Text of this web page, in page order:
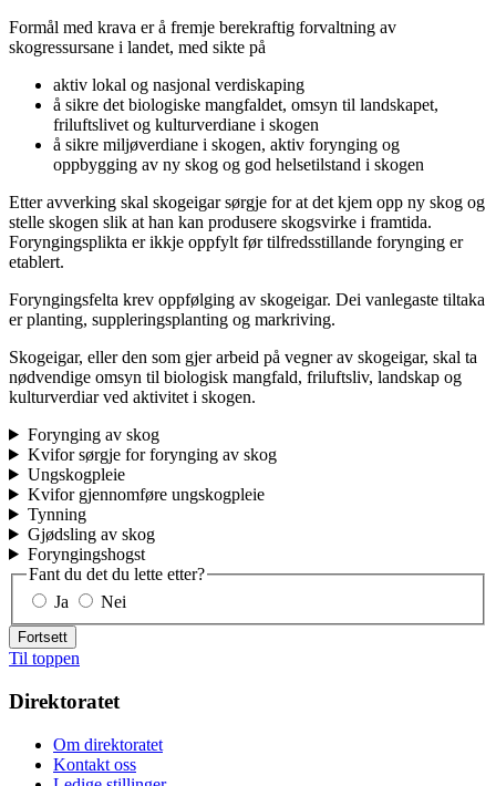
Formål med krava er å fremje berekraftig forvaltning av
skogressursane i landet, med sikte på
aktiv lokal og nasjonal verdiskaping
å sikre det biologiske mangfaldet, omsyn til landskapet,
friluftslivet og kulturverdiane i skogen
å sikre miljøverdiane i skogen, aktiv forynging og
oppbygging av ny skog og god helsetilstand i skogen
Etter avverking skal skogeigar sørgje for at det kjem opp ny skog og
stelle skogen slik at han kan produsere skogsvirke i framtida.
Foryngingsplikta er ikkje oppfylt før tilfredsstillande forynging er
etablert.
Foryngingsfelta krev oppfølging av skogeigar. Dei vanlegaste tiltaka
er planting, suppleringsplanting og markriving.
Skogeigar, eller den som gjer arbeid på vegner av skogeigar, skal ta
nødvendige omsyn til biologisk mangfald, friluftsliv, landskap og
kulturverdiar ved aktivitet i skogen.
Forynging av skog
Kvifor sørgje for forynging av skog
Ungskogpleie
Kvifor gjennomføre ungskogpleie
Tynning
Gjødsling av skog
Foryngingshogst
Fant du det du lette etter?
Ja
Nei
Fortsett
Til toppen
Direktoratet
Om direktoratet
Kontakt oss